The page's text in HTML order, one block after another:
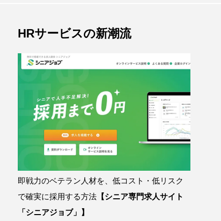
HRサービスの新潮流
即戦力のベテラン人材を、低コスト・低リスク
で確実に採用する方法 【シニア専門求人サイト
「シニアジョブ」】